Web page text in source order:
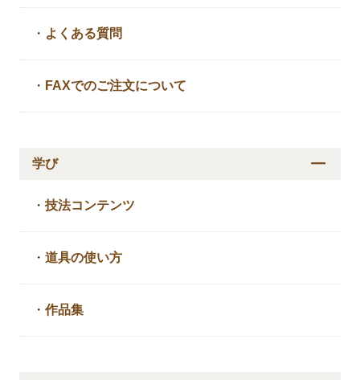
・ よくある質問
・ FAXでのご注文について
学び
・技法コンテンツ
・道具の使い方
・作品集